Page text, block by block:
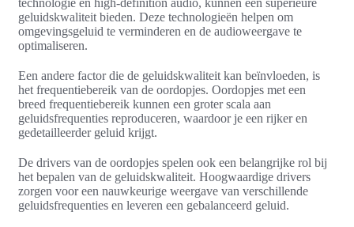
technologie en high-definition audio, kunnen een superieure
geluidskwaliteit bieden. Deze technologieën helpen om
omgevingsgeluid te verminderen en de audioweergave te
optimaliseren.
Een andere factor die de geluidskwaliteit kan beïnvloeden, is
het frequentiebereik van de oordopjes. Oordopjes met een
breed frequentiebereik kunnen een groter scala aan
geluidsfrequenties reproduceren, waardoor je een rijker en
gedetailleerder geluid krijgt.
De drivers van de oordopjes spelen ook een belangrijke rol bij
het bepalen van de geluidskwaliteit. Hoogwaardige drivers
zorgen voor een nauwkeurige weergave van verschillende
geluidsfrequenties en leveren een gebalanceerd geluid.